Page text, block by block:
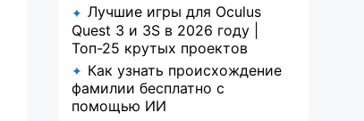
✦ Лучшие игры для Oculus
Quest 3 и 3S в 2026 году |
Топ-25 крутых проектов
✦ Как узнать происхождение
фамилии бесплатно с
помощью ИИ